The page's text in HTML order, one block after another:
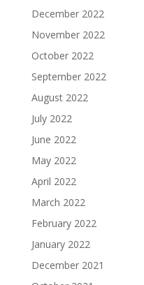
December 2022
November 2022
October 2022
September 2022
August 2022
July 2022
June 2022
May 2022
April 2022
March 2022
February 2022
January 2022
December 2021